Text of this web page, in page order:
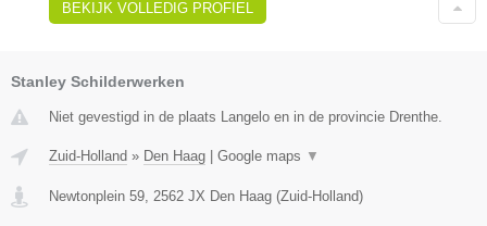
BEKIJK VOLLEDIG PROFIEL
Stanley Schilderwerken
Niet gevestigd in de plaats Langelo en in de provincie Drenthe.
Zuid-Holland » Den Haag | Google maps ▼
Newtonplein 59 2562 JX Den Haag (Zuid-Holland)